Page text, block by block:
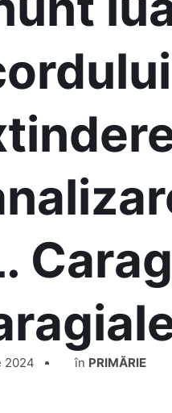
2024 în PRIMĂRIE